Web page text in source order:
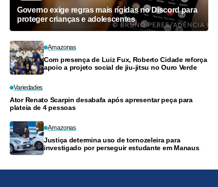
Governo exige regras mais rígidas no Discord para
proteger crianças e adolescentes
Amazonas
Com presença de Luiz Fux, Roberto Cidade reforça
apoio a projeto social de jiu-jitsu no Ouro Verde
Variedades
Ator Renato Scarpin desabafa após apresentar peça para
plateia de 4 pessoas
Amazonas
Justiça determina uso de tornozeleira para
investigado por perseguir estudante em Manaus